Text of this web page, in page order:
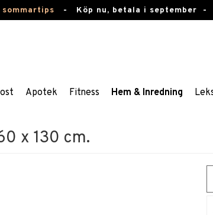
- Köp nu, betala i september -
Apotek Fitness Hem & Inredning
x 130 cm.